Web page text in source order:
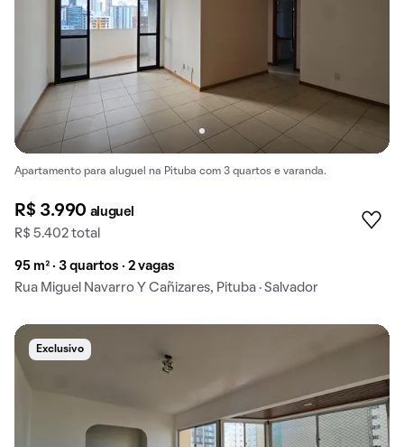
Apartamento para aluguel na Pituba com 3 quartos e varanda.
R$ 3.990 aluguel
R$ 5.402 total
95 m² · 3 quartos · 2 vagas
Rua Miguel Navarro Y Cañizares, Pituba · Salvador
Exclusivo